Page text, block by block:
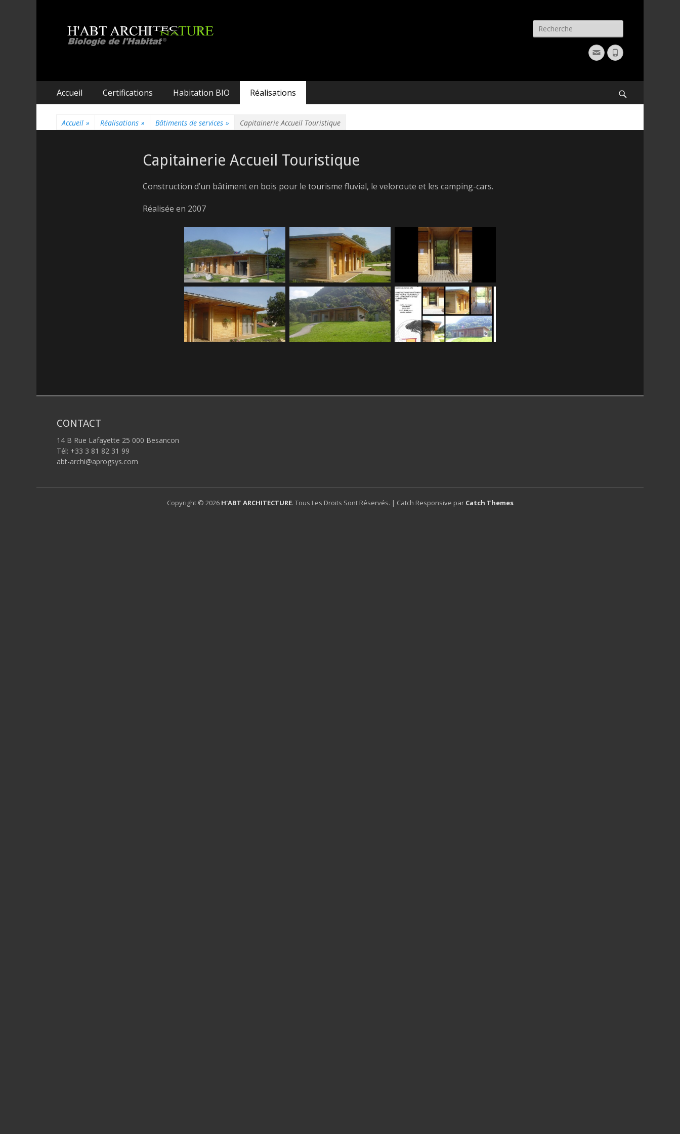
H'ABT ARCHITECTURE
Biologie de l'habitat
Recherche
pour:
EmailPhone
Premier menu
AllerAccueil Certifications Habitation BIO Réalisations
Accueil » Réalisations » Bâtiments de services » Capitainerie Accueil Touristique
Capitainerie Accueil Touristique
Construction d’un bâtiment en bois pour le tourisme fluvial, le veloroute et les camping-cars.
Réalisée en 2007
CONTACT
14 B Rue Lafayette 25 000 Besancon
Tél: +33 3 81 82 31 99
abt-archi@aprogsys.com
Copyright © 2026 H'ABT ARCHITECTURE. Tous Les Droits Sont Réservés. | Catch Responsive par Catch Themes